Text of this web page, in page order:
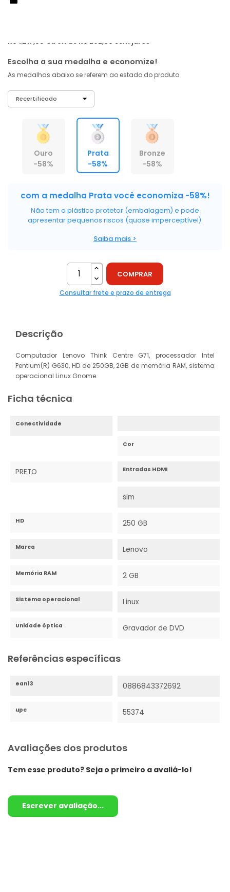
R$ 1.217,85 ou 6X de R$ 202,98 sem juros
Escolha a sua medalha e economize!
As medalhas abaixo se referem ao estado do produto
Ouro
-58%
Prata
-58%
Bronze
-58%
com a medalha Prata você economiza -58%!
Não tem o plástico protetor (embalagem) e pode
apresentar pequenos riscos (quase imperceptível).
Saiba mais >
COMPRAR
Consultar frete e prazo de entrega
Descrição
Computador Lenovo Think Centre G71, processador Intel
Pentium(R) G630, HD de 250GB, 2GB de memória RAM, sistema
operacional Linux Gnome
Ficha técnica
Conectividade
Cor
PRETO Entradas HDMI
sim
HD 250 GB
Marca Lenovo
Memória RAM 2 GB
Sistema operacional Linux
Unidade óptica Gravador de DVD
Referências específicas
ean13 0886843372692
upc 55374
Avaliações dos produtos
Tem esse produto? Seja o primeiro a avaliá-lo!
Escrever avaliação...